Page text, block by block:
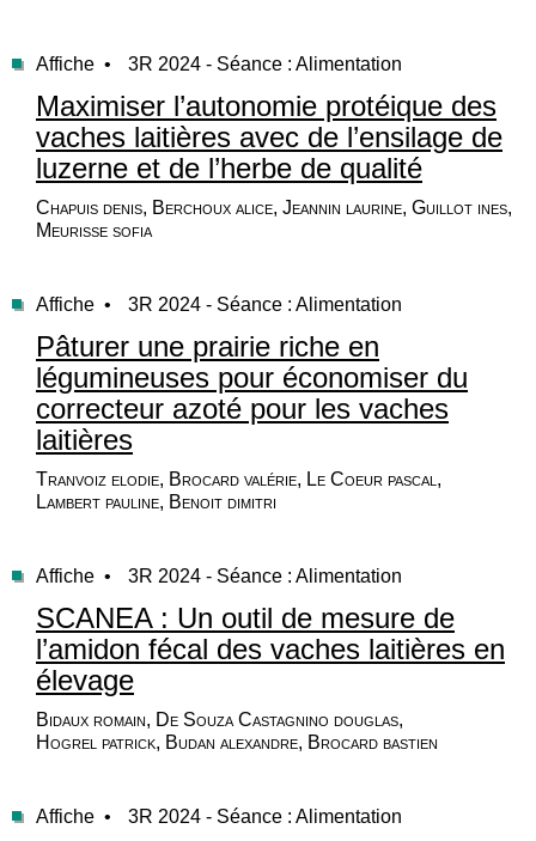
Affiche • 3R 2024 - Séance : Alimentation
Maximiser l’autonomie protéique des
vaches laitières avec de l’ensilage de
luzerne et de l’herbe de qualité
Chapuis denis, Berchoux alice, Jeannin laurine, Guillot ines,
Meurisse sofia
Affiche • 3R 2024 - Séance : Alimentation
Pâturer une prairie riche en
légumineuses pour économiser du
correcteur azoté pour les vaches
laitières
Tranvoiz elodie, Brocard valérie, Le Coeur pascal,
Lambert pauline, Benoit dimitri
Affiche • 3R 2024 - Séance : Alimentation
SCANEA : Un outil de mesure de
l’amidon fécal des vaches laitières en
élevage
Bidaux romain, De Souza Castagnino douglas,
Hogrel patrick, Budan alexandre, Brocard bastien
Affiche • 3R 2024 - Séance : Alimentation